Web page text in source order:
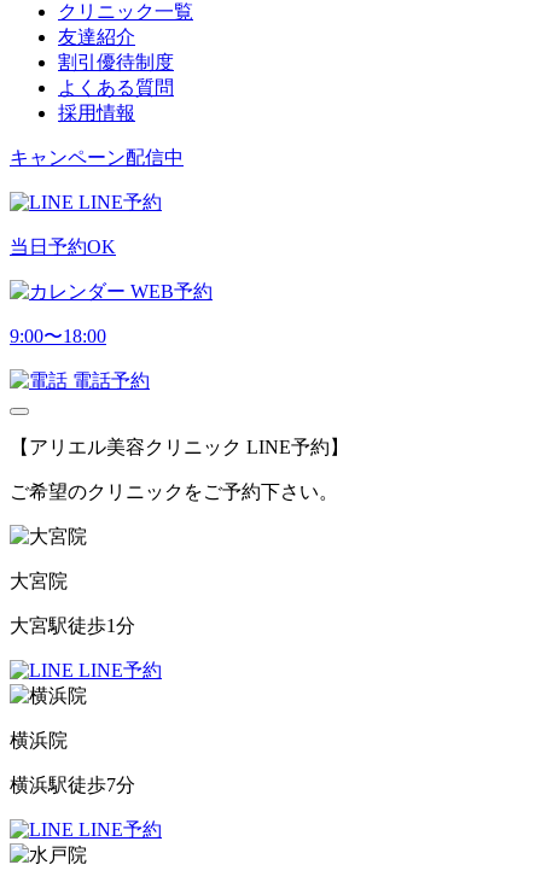
クリニック一覧
友達紹介
割引優待制度
よくある質問
採用情報
キャンペーン配信中
LINE予約
当日予約OK
WEB予約
9:00〜18:00
電話予約
【アリエル美容クリニック LINE予約】
ご希望のクリニックをご予約下さい。
大宮院
大宮駅徒歩1分
LINE予約
横浜院
横浜駅徒歩7分
LINE予約